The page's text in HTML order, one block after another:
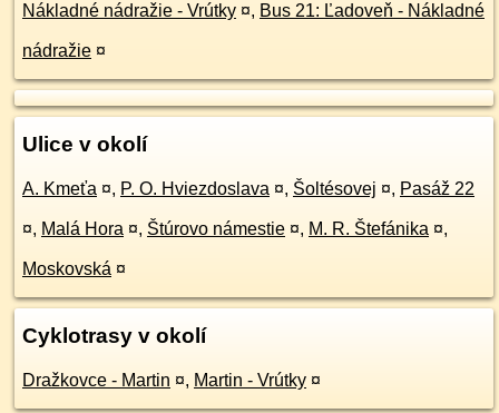
Nákladné nádražie - Vrútky ¤, Bus 21: Ľadoveň - Nákladné
nádražie ¤
Ulice v okolí
A. Kmeťa ¤, P. O. Hviezdoslava ¤, Šoltésovej ¤, Pasáž 22
¤, Malá Hora ¤, Štúrovo námestie ¤, M. R. Štefánika ¤,
Moskovská ¤
Cyklotrasy v okolí
Dražkovce - Martin ¤, Martin - Vrútky ¤